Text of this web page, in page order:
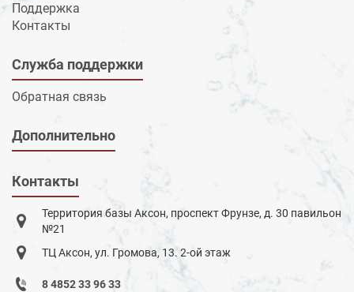
Поддержка
Контакты
Служба поддержки
Обратная связь
Дополнительно
Контакты
Территория базы Аксон, проспект Фрунзе, д. 30 павильон
№21
ТЦ Аксон, ул. Громова, 13. 2-ой этаж
8 4852 33 96 33